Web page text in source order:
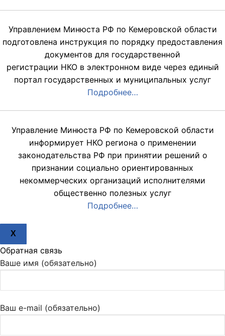
Управлением Минюста РФ по Кемеровской области
подготовлена инструкция по порядку предоставления
документов для государственной
регистрации НКО в электронном виде через единый
портал государственных и муниципальных услуг
Подробнее…
Управление Минюста РФ по Кемеровской области
информирует НКО региона о применении
законодательства РФ при принятии решений о
признании социально ориентированных
некоммерческих организаций исполнителями
общественно полезных услуг
Подробнее…
X
Обратная связь
Ваше имя (обязательно)
Ваш e-mail (обязательно)